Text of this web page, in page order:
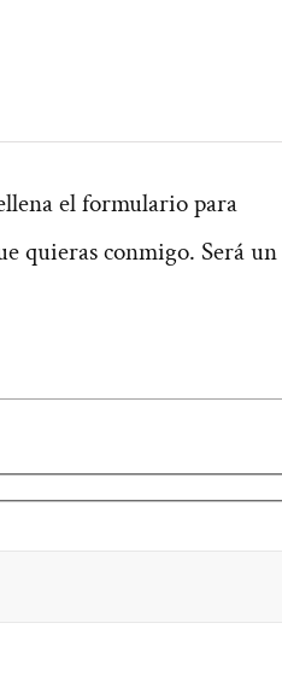
el formulario para
quieras conmigo. Será